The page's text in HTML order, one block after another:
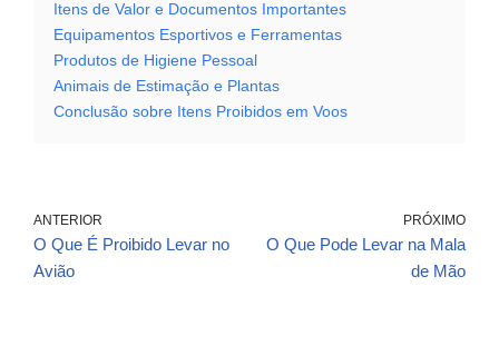
Itens de Valor e Documentos Importantes
Equipamentos Esportivos e Ferramentas
Produtos de Higiene Pessoal
Animais de Estimação e Plantas
Conclusão sobre Itens Proibidos em Voos
ANTERIOR
O Que É Proibido Levar no
Avião
PRÓXIMO
O Que Pode Levar na Mala
de Mão